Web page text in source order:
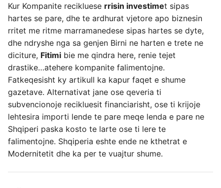
Kur Kompanite recikluese rrisin investimet sipas
hartes se pare, dhe te ardhurat vjetore apo biznesin
rritet me ritme marramanedese sipas hartes se dyte,
dhe ndryshe nga sa genjen Birni ne harten e trete ne
diciture, Fitimi bie me qindra here, renie tejet
drastike…atehere kompanite falimentojne.
Fatkeqesisht ky artikull ka kapur faqet e shume
gazetave. Alternativat jane ose qeveria ti
subvencionoje recikluesit financiarisht, ose ti krijoje
lehtesira importi lende te pare meqe lenda e pare ne
Shqiperi paska kosto te larte ose ti lere te
falimentojne. Shqiperia eshte ende ne kthetrat e
Modernitetit dhe ka per te vuajtur shume.